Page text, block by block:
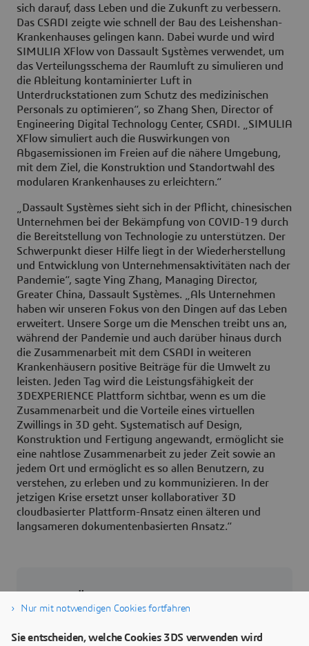
sich darauf, dass Leben und die Zukunft zu verbessern.
Das CSADI zeigte wie schnell der Bau des Leishenshan-
Krankenhauses gelingen kann. Dabei wurde und wird
SIMULIA XFlow von Dassault Systèmes verwendet, um
das Verteilungsschema der Raumluft zu simulieren und
die Ableitung kontaminierter Luft in
Unterdruckstationen zum Schutz des medizinischen
Personals zu optimieren“, so Zhang Shen, Director of
Engineering Digital Technology Center, CSADI. „SIMULIA
XFlow simuliert auch die Auswirkungen von
Abgasemissionen im Freien auf die nähere Umgebung,
mit dem Ziel, die Konstruktion und Standortwahl des
modularen Krankenhauses zu erleichtern.“
„Dassault Systèmes sieht sich in der Pflicht, chinesischen
Unternehmen bei der Bekämpfung von COVID-19 durch
die Bereitstellung von Technologie zu unterstützen. Der
Schwerpunkt dieser Hilfe liegt in der Wiederherstellung
und Entwicklung von Unternehmensaktivitäten nach der
Pandemie“, sagte Ying Zhang, Managing Director,
Greater China, Dassault Systèmes. „Als Unternehmen
haben wir unseren Fokus von den Dingen auf das Leben
erweitert. Unsere Sorge um die Menschen treibt uns an,
während der Pandemie und auch darüber hinaus durch
die Zusammenarbeit mit dem CSADI in weiteren
Krankenhäusern positive Beiträge für die Umwelt zu
leisten. Jeden Tag wird die Leistungsfähigkeit der
3DEXPERIENCE Plattform sichtbar, wenn es um die
Zusammenarbeit und die Vorteile eines virtuellen
Zwillings in 3D geht. Systematisch auf Design,
Konstruktion und Fertigung angewandt, ermöglicht sie
eine nahtlose Zusammenarbeit zu jeder Zeit sowie an
jedem Ort und ermöglicht es so allen Benutzern, zu
verstehen, zu erleben und zu kommunizieren. In der
jetzigen Krise ersetzt unser kollaborativer 3D
cloudbasierter Plattform-Ansatz einen älteren und
langsameren dokumentenbasierten Ansatz.“
Nur mit notwendigen Cookies fortfahren
Sie entscheiden, welche Cookies 3DS verwenden wird